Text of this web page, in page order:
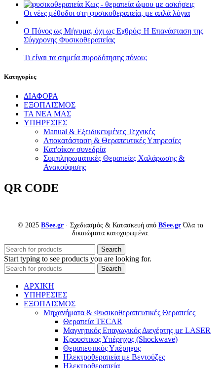
Οι νέες μέθοδοι στη φυσικοθεραπεία, με απλά λόγια
Ο Πόνος ως Μήνυμα, όχι ως Εχθρός: Η Επανάσταση της
Σύγχρονης Φυσικοθεραπείας
Τι είναι τα σημεία πυροδότησης πόνου;
Kατηγορίες
ΔΙΑΦΟΡΑ
ΕΞΟΠΛΙΣΜΟΣ
ΤΑ ΝΕΑ ΜΑΣ
ΥΠΗΡΕΣΙΕΣ
Manual & Εξειδικευμένες Τεχνικές
Αποκατάσταση & Θεραπευτικές Υπηρεσίες
Κατ'οίκον συνεδρία
Συμπληρωματικές Θεραπείες Χαλάρωσης &
Ανακούφισης
QR CODE
© 2025 BSee.gr · Σχεδιασμός & Κατασκευή από BSee.gr Όλα τα
δικαιώματα κατοχυρωμένα.
Search
Start typing to see products you are looking for.
Search
ΑΡΧΙΚΗ
ΥΠΗΡΕΣΙΕΣ
ΕΞΟΠΛΙΣΜΟΣ
Μηχανήματα & Φυσικοθεραπευτικές Θεραπείες
Θεραπεία TECAR
Μαγνητικός Επαγωγικός Διεγέρτης με LASER
Κρουστικος Υπέρηχος (Shockwave)
Θεραπευτικός Υπέρηχος
Ηλεκτροθεραπεία με Βεντούζες
Ηλεκτροθεραπεία